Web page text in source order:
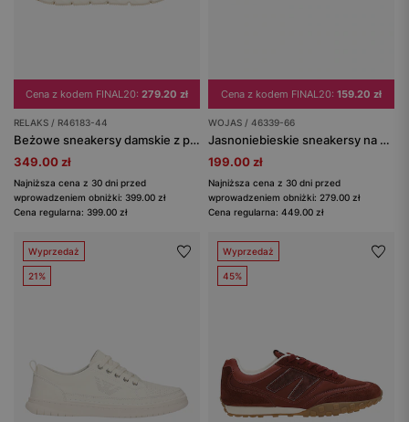
Cena z kodem FINAL20: 279.20 zł
RELAKS / R46183-44
Beżowe sneakersy damskie z plecionego materiału RELAKS
349.00 zł
Najniższa cena z 30 dni przed
wprowadzeniem obniżki: 399.00 zł
Cena regularna: 399.00 zł
Cena z kodem FINAL20: 159.20 zł
WOJAS / 46339-66
Jasnoniebieskie sneakersy na cienkiej podeszwie
199.00 zł
Najniższa cena z 30 dni przed
wprowadzeniem obniżki: 279.00 zł
Cena regularna: 449.00 zł
Wyprzedaż
21%
Wyprzedaż
45%